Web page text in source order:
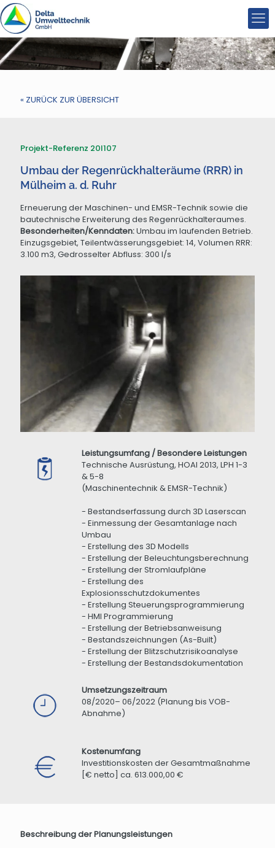
« ZURÜCK ZUR ÜBERSICHT
Projekt-Referenz 20I107
Umbau der Regenrückhalteräume (RRR) in
Mülheim a. d. Ruhr
Erneuerung der Maschinen- und EMSR-Technik sowie die
bautechnische Erweiterung des Regenrückhalteraumes.
Besonderheiten/Kenndaten:Umbau im laufenden Betrieb.
Einzugsgebiet, Teilentwässerungsgebiet: 14, Volumen RRR:
3.100 m3, Gedrosselter Abfluss: 300 l/s
Leistungsumfang / Besondere Leistungen
Technische Ausrüstung, HOAI 2013, LPH 1-3
& 5-8
(Maschinentechnik & EMSR-Technik)
- Bestandserfassung durch 3D Laserscan
- Einmessung der Gesamtanlage nach
Umbau
- Erstellung des 3D Modells
- Erstellung der Beleuchtungsberechnung
- Erstellung der Stromlaufpläne
- Erstellung des
Explosionsschutzdokumentes
- Erstellung Steuerungsprogrammierung
- HMI Programmierung
- Erstellung der Betriebsanweisung
- Bestandszeichnungen (As-Built)
- Erstellung der Blitzschutzrisikoanalyse
- Erstellung der Bestandsdokumentation
Umsetzungszeitraum
08/2020– 06/2022 (Planung bis VOB-
Abnahme)
Kostenumfang
Investitionskosten der Gesamtmaßnahme
[€ netto] ca. 613.000,00 €
Beschreibung der Planungsleistungen